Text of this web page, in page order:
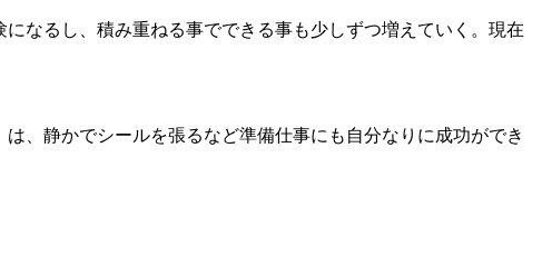
なるし、積み重ねる事でできる事も少しずつ増えていく。現在
、静かでシールを張るなど準備仕事にも自分なりに成功ができ